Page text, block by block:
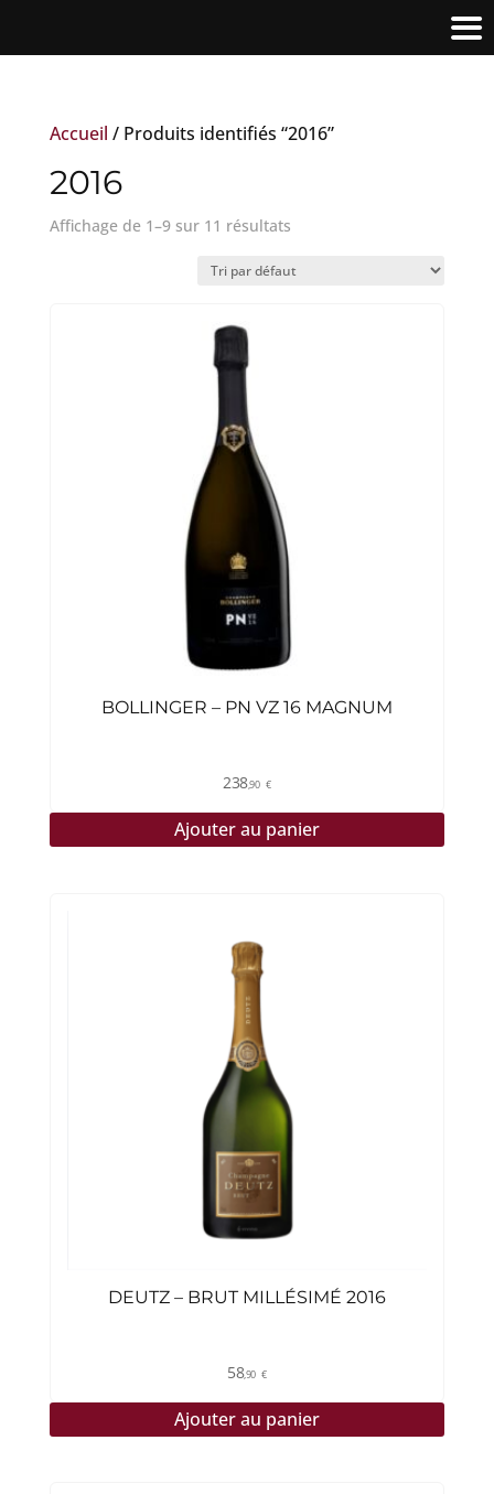
Accueil / Produits identifiés “2016”
2016
Affichage de 1–9 sur 11 résultats
BOLLINGER – PN VZ 16 MAGNUM
238,90 €
Ajouter au panier
DEUTZ – BRUT MILLÉSIMÉ 2016
58,90 €
Ajouter au panier